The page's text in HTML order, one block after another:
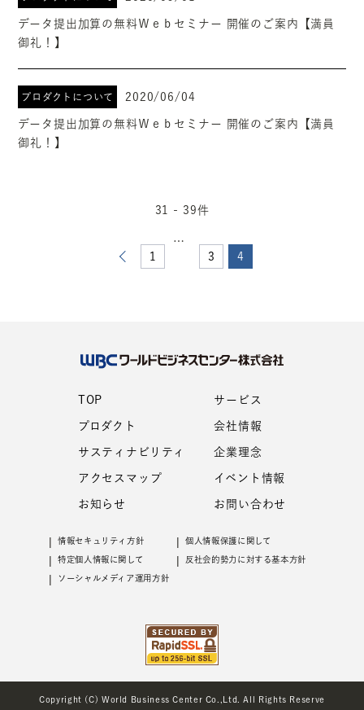
データ提出加算の無料Ｗｅｂセミナー 開催のご案内【満員
御礼！】
プロダクトについて 2020/06/04
データ提出加算の無料Ｗｅｂセミナー 開催のご案内【満員
御礼！】
31 - 39件
1
…
3
4
TOP サービス
プロダクト 会社情報
サスティナビリティ 企業理念
アクセスマップ イベント情報
お知らせ お問い合わせ
情報セキュリティ⽅針 個⼈情報保護に関して
特定個⼈情報に関して 反社会的勢⼒に対する基本⽅針
ソーシャルメディア運用方針
Copyright (C) World Business Center Co.,Ltd. All Rights Reserve